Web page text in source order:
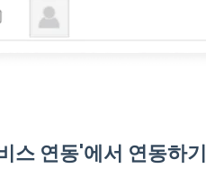
스 연동'에서 연동하기